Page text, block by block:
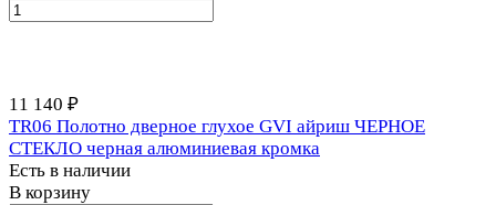
11 140 ₽
TR06 Полотно дверное глухое GVI айриш ЧЕРНОЕ
СТЕКЛО черная алюминиевая кромка
Есть в наличии
В корзину